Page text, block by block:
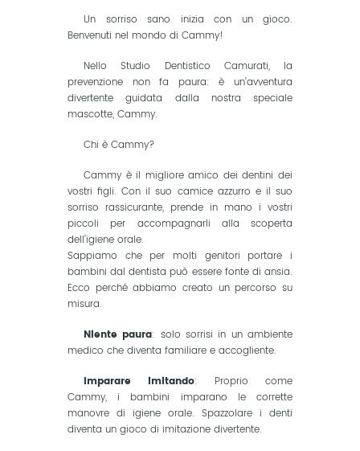
Un sorriso sano inizia con un gioco.
Benvenuti nel mondo di Cammy!
Nello Studio Dentistico Camurati, la
prevenzione non fa paura: è un’avventura
divertente guidata dalla nostra speciale
mascotte, Cammy.
Chi è Cammy?
Cammy è il migliore amico dei dentini dei
vostri figli. Con il suo camice azzurro e il suo
sorriso rassicurante, prende in mano i vostri
piccoli per accompagnarli alla scoperta
dell’igiene orale.
Sappiamo che per molti genitori portare i
bambini dal dentista può essere fonte di ansia.
Ecco perché abbiamo creato un percorso su
misura.
Niente paura: solo sorrisi in un ambiente
medico che diventa familiare e accogliente.
Imparare imitando: Proprio come
Cammy, i bambini imparano le corrette
manovre di igiene orale. Spazzolare i denti
diventa un gioco di imitazione divertente.